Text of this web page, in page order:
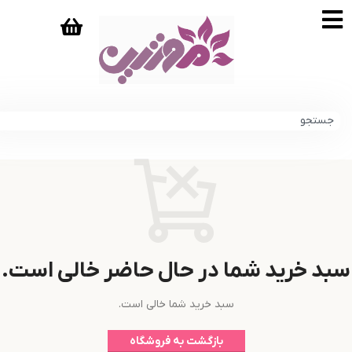
سبد خرید شما در حال حاضر خالی است.
سبد خرید شما خالی است.
بازگشت به فروشگاه